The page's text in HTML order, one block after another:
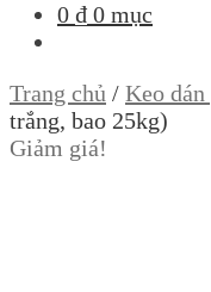
0 ₫ 0 mục
Trang chủ / Keo dán
trắng, bao 25kg)
Giảm giá!